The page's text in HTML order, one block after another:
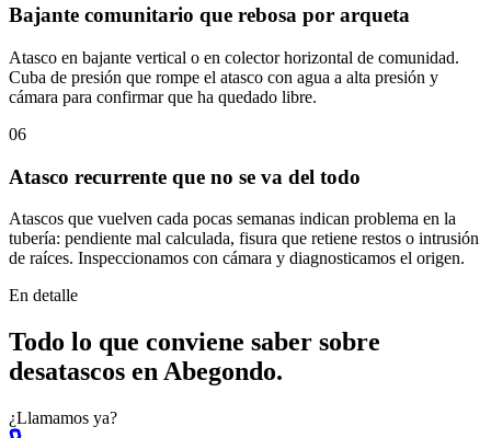
Bajante comunitario que rebosa por arqueta
Atasco en bajante vertical o en colector horizontal de comunidad.
Cuba de presión que rompe el atasco con agua a alta presión y
cámara para confirmar que ha quedado libre.
06
Atasco recurrente que no se va del todo
Atascos que vuelven cada pocas semanas indican problema en la
tubería: pendiente mal calculada, fisura que retiene restos o intrusión
de raíces. Inspeccionamos con cámara y diagnosticamos el origen.
En detalle
Todo lo que conviene saber sobre
desatascos en Abegondo.
¿Llamamos ya?